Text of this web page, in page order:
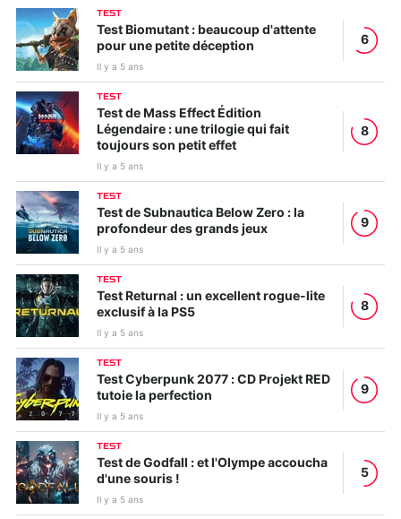
TEST
Test Biomutant : beaucoup d'attente
pour une petite déception
Il y a 5 ans
6
TEST
Test de Mass Effect Édition
Légendaire : une trilogie qui fait
toujours son petit effet
Il y a 5 ans
8
TEST
Test de Subnautica Below Zero : la
profondeur des grands jeux
Il y a 5 ans
9
TEST
Test Returnal : un excellent rogue-lite
exclusif à la PS5
Il y a 5 ans
8
TEST
Test Cyberpunk 2077 : CD Projekt RED
tutoie la perfection
Il y a 5 ans
9
TEST
Test de Godfall : et l'Olympe accoucha
d'une souris !
Il y a 5 ans
5